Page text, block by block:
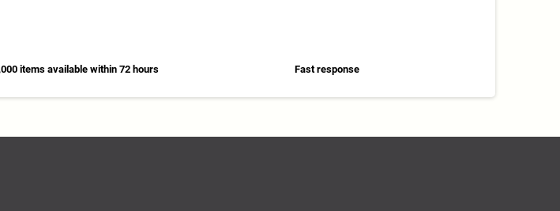
items available within 72 hours Fast response